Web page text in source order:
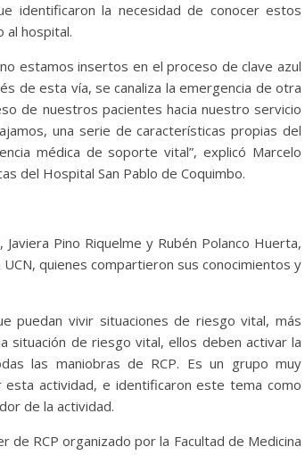
identificaron la necesidad de conocer estos
al hospital.
estamos insertos en el proceso de clave azul
de esta vía, se canaliza la emergencia de otra
de nuestros pacientes hacia nuestro servicio
una serie de características propias del
médica de soporte vital”, explicó Marcelo
del Hospital San Pablo de Coquimbo.
Pino Riquelme y Rubén Polanco Huerta,
quienes compartieron sus conocimientos y
puedan vivir situaciones de riesgo vital, más
situación de riesgo vital, ellos deben activar la
las maniobras de RCP. Es un grupo muy
actividad, e identificaron este tema como
de la actividad.
de RCP organizado por la Facultad de Medicina